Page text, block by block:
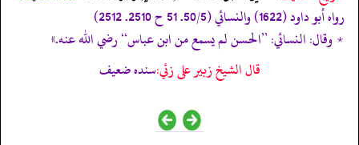
رواه أبو داود (1622) والنسائي (50/5. 51 ح 2510. 2512)
٭ وقال: النسائي: ’’الحسن لم يسمع من ابن عباس‘‘ رضي الله عنه.»
قال الشيخ زبير على زئي:سنده ضعيف